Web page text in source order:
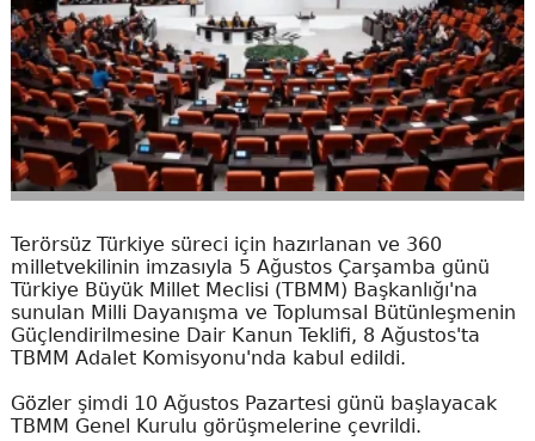
Terörsüz Türkiye süreci için hazırlanan ve 360
milletvekilinin imzasıyla 5 Ağustos Çarşamba günü
Türkiye Büyük Millet Meclisi (TBMM) Başkanlığı'na
sunulan Milli Dayanışma ve Toplumsal Bütünleşmenin
Güçlendirilmesine Dair Kanun Teklifi, 8 Ağustos'ta
TBMM Adalet Komisyonu'nda kabul edildi.
Gözler şimdi 10 Ağustos Pazartesi günü başlayacak
TBMM Genel Kurulu görüşmelerine çevrildi.